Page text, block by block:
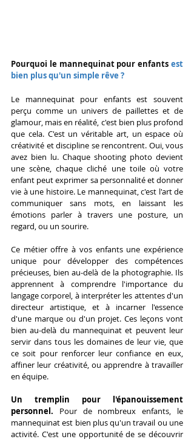
Pourquoi le mannequinat pour enfants est
bien plus qu'un simple rêve ?
Le mannequinat pour enfants est souvent
perçu comme un univers de paillettes et de
glamour, mais en réalité, c'est bien plus profond
que cela. C'est un véritable art, un espace où
créativité et discipline se rencontrent. Oui, vous
avez bien lu. Chaque shooting photo devient
une scène, chaque cliché une toile où votre
enfant peut exprimer sa personnalité et donner
vie à une histoire. Le mannequinat, c'est l'art de
communiquer sans mots, en laissant les
émotions parler à travers une posture, un
regard, ou un sourire.
Ce métier offre à vos enfants une expérience
unique pour développer des compétences
précieuses, bien au-delà de la photographie. Ils
apprennent à comprendre l'importance du
langage corporel, à interpréter les attentes d'un
directeur artistique, et à incarner l'essence
d'une marque ou d'un projet. Ces leçons vont
bien au-delà du mannequinat et peuvent leur
servir dans tous les domaines de leur vie, que
ce soit pour renforcer leur confiance en eux,
affiner leur créativité, ou apprendre à travailler
en équipe.
Un tremplin pour l'épanouissement
personnel. Pour de nombreux enfants, le
mannequinat est bien plus qu'un travail ou une
activité. C'est une opportunité de se découvrir